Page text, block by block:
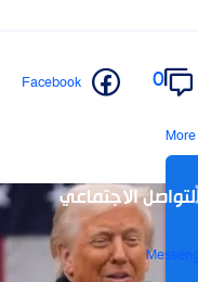
0
Facebook
More
الاجتماعي